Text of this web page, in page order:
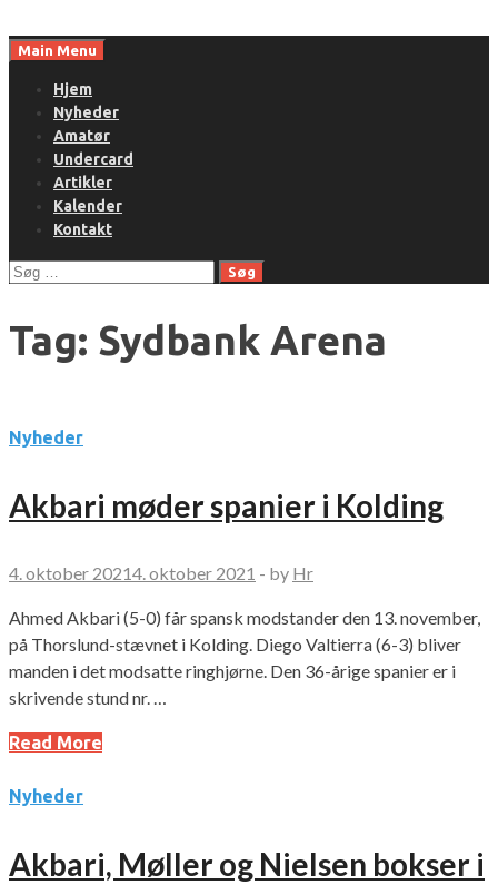
toMain Menu
Hjem
Nyheder
Amatør
Undercard
Artikler
Kalender
Kontakt
Søg
Tag: Sydbank Arena
Nyheder
Akbari møder spanier i Kolding
4. oktober 20214. oktober 2021 - by Hr
Ahmed Akbari (5-0) får spansk modstander den 13. november,
på Thorslund-stævnet i Kolding. Diego Valtierra (6-3) bliver
manden i det modsatte ringhjørne. Den 36-årige spanier er i
skrivende stund nr. …
Read More
Nyheder
Akbari, Møller og Nielsen bokser i